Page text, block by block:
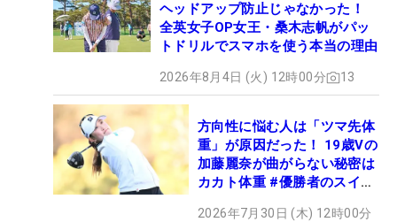
ヘッドアップ防止じゃなかった！
全英女子OP女王・桑木志帆がパッ
トドリルでスマホを使う本当の理由
2026年8月4日 (火) 12時00分 13
方向性に悩む人は「ツマ先体
重」が原因だった！ 19歳Vの
加藤麗奈が曲がらない秘密は
カカト体重 #優勝者のスイン
2026年7月30日 (木) 12時00分